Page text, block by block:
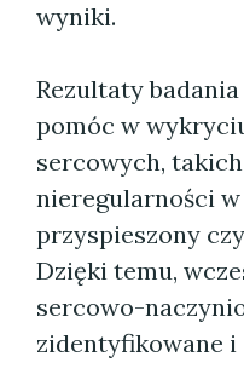
wyniki.
Rezultaty
pomóc w
sercowych,
nieregularności
przyspieszony
Dzięki temu,
sercowo-
zidentyfikowane i